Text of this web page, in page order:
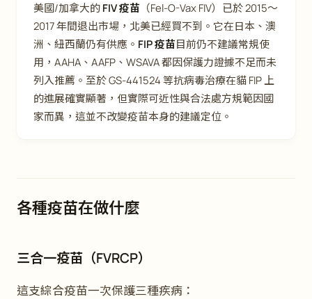
美國/加拿大的 FIV 疫苗 （Fel-O-Vax FIV）已於 2015～
2017 年間退出市場，北美已經買不到。它在日本、澳
洲、紐西蘭仍有供應。 FIP 疫苗目前仍不建議常規使
用，AAHA、AAFP、WSAVA 都因保護力證據不足而未
列入推薦。至於 GS-441524 等抗病毒治療在貓 FIP 上
的進展確實顯著，但實際可近性與合法處方規範因國
家而異，這並不改變疫苗本身的建議定位。
各種疫苗在做什麼
三合一疫苗（FVRCP）
這支綜合疫苗一次保護三種疾病：